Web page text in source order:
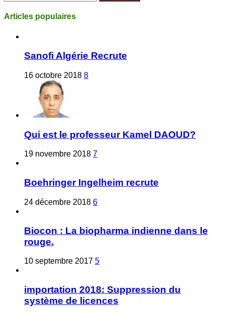
Articles populaires
Sanofi Algérie Recrute
16 octobre 2018 8
Qui est le professeur Kamel DAOUD?
19 novembre 2018 7
Boehringer Ingelheim recrute
24 décembre 2018 6
Biocon : La biopharma indienne dans le
rouge.
10 septembre 2017 5
importation 2018: Suppression du
système de licences